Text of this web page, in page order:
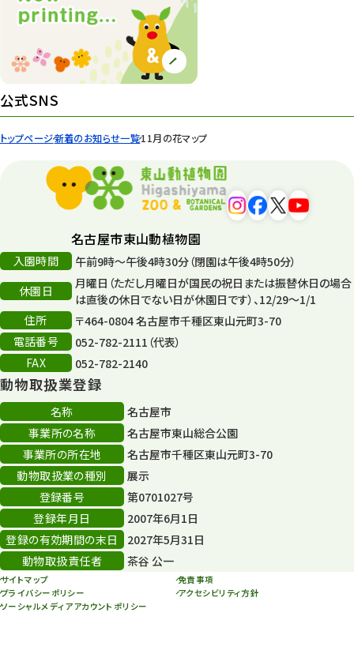
トップページ新着のお知らせ一覧11月の花マップ
公式SNS
名古屋市東山動植物園
入園時間
午前9時～午後4時30分（閉園は午後4時50分）
休園日
月曜日（ただし月曜日が国民の祝日または振替休日の場合
は直後の休日でない日が休園日です）、12/29～1/1
住所
〒464-0804 名古屋市千種区東山元町3-70
電話番号
052-782-2111（代表）
FAX
052-782-2140
動物取扱業登録
名称
名古屋市
事業所の名称
名古屋市東山総合公園
事業所の所在地
名古屋市千種区東山元町3-70
動物取扱業の種別
展示
登録番号
第0701027号
登録年月日
2007年6月1日
登録の有効期間の末日
2027年5月31日
動物取扱責任者
茶谷 公一
サイトマップ
免責事項
プライバシーポリシー
アクセシビリティ方針
ソーシャルメディアアカウントポリシー